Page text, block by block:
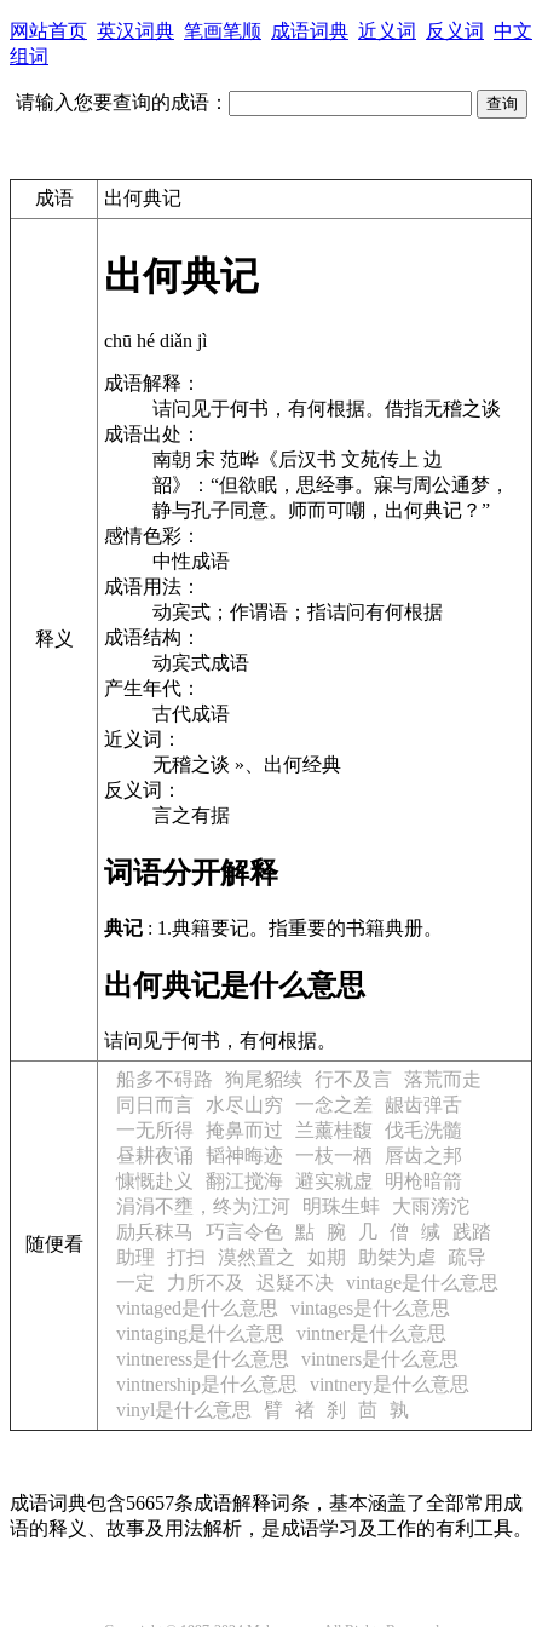
网站首页 英汉词典 笔画笔顺 成语词典 近义词 反义词 中文
组词
请输入您要查询的成语：
成语 出何典记
释义
出何典记
chū hé diǎn jì
成语解释：
诘问见于何书，有何根据。借指无稽之谈
成语出处：
南朝 宋 范晔《后汉书 文苑传上 边
韶》：“但欲眠，思经事。寐与周公通梦，
静与孔子同意。师而可嘲，出何典记？”
感情色彩：
中性成语
成语用法：
动宾式；作谓语；指诘问有何根据
成语结构：
动宾式成语
产生年代：
古代成语
近义词：
无稽之谈 »、出何经典
反义词：
言之有据
词语分开解释
典记 : 1.典籍要记。指重要的书籍典册。
出何典记是什么意思
诘问见于何书，有何根据。
随便看
船多不碍路 狗尾貂续 行不及言
落荒而走
同日而言
水尽山穷 一念之差
龈齿弹舌
一无所得
掩鼻而过 兰薰桂馥
伐毛洗髓
昼耕夜诵
韬神晦迹 一枝一栖
唇齿之邦
慷慨赴义
翻江搅海 避实就虚
明枪暗箭
涓涓不壅，终为江河
明珠生蚌
大雨滂沱
励兵秣马
巧言令色 點 腕 几 僧 缄
践踏
助理
打扫 漠然置之 如期 助桀为虐
疏导
一定
力所不及 迟疑不决
vintage是什么意思
vintaged是什么意思
vintages是什么意思
vintaging是什么意思
vintner是什么意思
vintneress是什么意思
vintners是什么意思
vintnership是什么意思
vintnery是什么意思
vinyl是什么意思
臂 褚 刹 茴 孰
成语词典包含56657条成语解释词条，基本涵盖了全部常用成
语的释义、故事及用法解析，是成语学习及工作的有利工具。